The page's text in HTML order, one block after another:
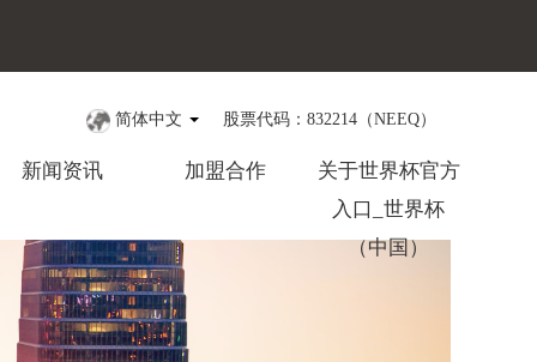
简体中文 股票代码：832214（NEEQ）
新闻资讯 加盟合作
关于世界杯官方
入口_世界杯
（中国）